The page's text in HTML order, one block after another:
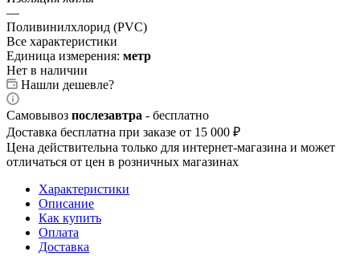
—
Поливинилхлорид (PVC)
Все характеристики
Единица измерения: метр
Нет в наличии
Нашли дешевле?
Самовывоз послезавтра - бесплатно
Доставка бесплатна при заказе от 15 000 ₽
Цена действительна только для интернет-магазина и может
отличаться от цен в розничных магазинах
Характеристики
Описание
Как купить
Оплата
Доставка